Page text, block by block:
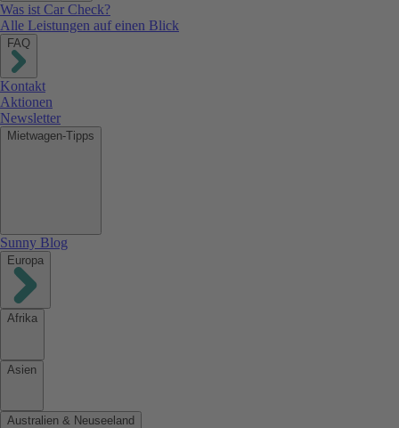
Was ist Car Check?
Alle Leistungen auf einen Blick
FAQ
Kontakt
Aktionen
Newsletter
Mietwagen-Tipps
Sunny Blog
Europa
Afrika
Asien
Australien & Neuseeland